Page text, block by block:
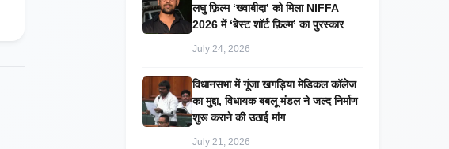
लघु फ़िल्म ‘ख्वाबीदा’ को मिला NIFFA
2026 में ‘बेस्ट शॉर्ट फ़िल्म’ का पुरस्कार
July 24, 2026
विधानसभा में गूंजा खगड़िया मेडिकल कॉलेज
का मुद्दा, विधायक बबलू मंडल ने जल्द निर्माण
शुरू कराने की उठाई मांग
July 21, 2026